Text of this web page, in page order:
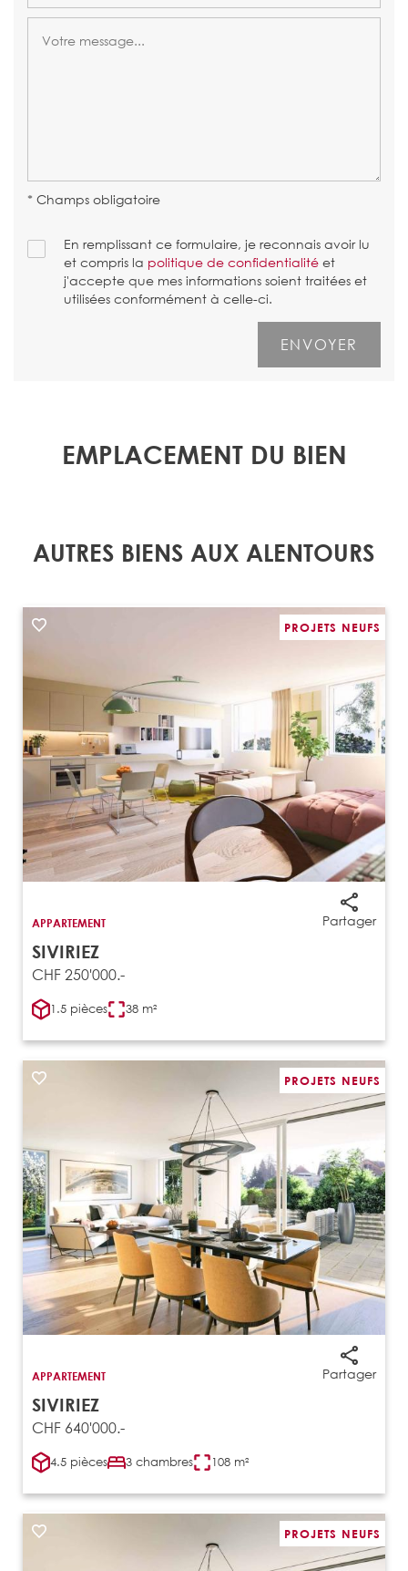
* Champs obligatoire
En remplissant ce formulaire, je reconnais avoir lu
et compris la politique de confidentialité et
j'accepte que mes informations soient traitées et
utilisées conformément à celle-ci.
EMPLACEMENT DU BIEN
AUTRES BIENS AUX ALENTOURS
PROJETS NEUFS
Partager
APPARTEMENT
SIVIRIEZ
CHF 250'000.-
1.5 pièces 38 m²
PROJETS NEUFS
Partager
APPARTEMENT
SIVIRIEZ
CHF 640'000.-
4.5 pièces 3 chambres 108 m²
PROJETS NEUFS